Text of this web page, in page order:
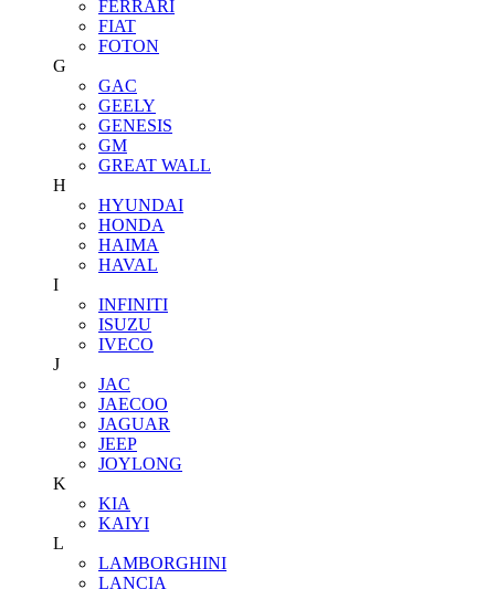
FERRARI
FIAT
FOTON
G
GAC
GEELY
GENESIS
GM
GREAT WALL
H
HYUNDAI
HONDA
HAIMA
HAVAL
I
INFINITI
ISUZU
IVECO
J
JAC
JAECOO
JAGUAR
JEEP
JOYLONG
K
KIA
KAIYI
L
LAMBORGHINI
LANCIA